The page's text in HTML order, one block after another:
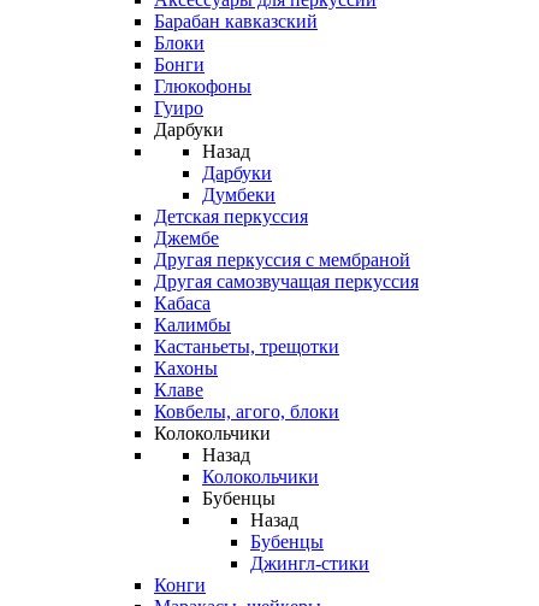
Барабан кавказский
Блоки
Бонги
Глюкофоны
Гуиро
Дарбуки
Назад
Дарбуки
Думбеки
Детская перкуссия
Джембе
Другая перкуссия с мембраной
Другая самозвучащая перкуссия
Кабаса
Калимбы
Кастаньеты, трещотки
Кахоны
Клаве
Ковбелы, агого, блоки
Колокольчики
Назад
Колокольчики
Бубенцы
Назад
Бубенцы
Джингл-стики
Конги